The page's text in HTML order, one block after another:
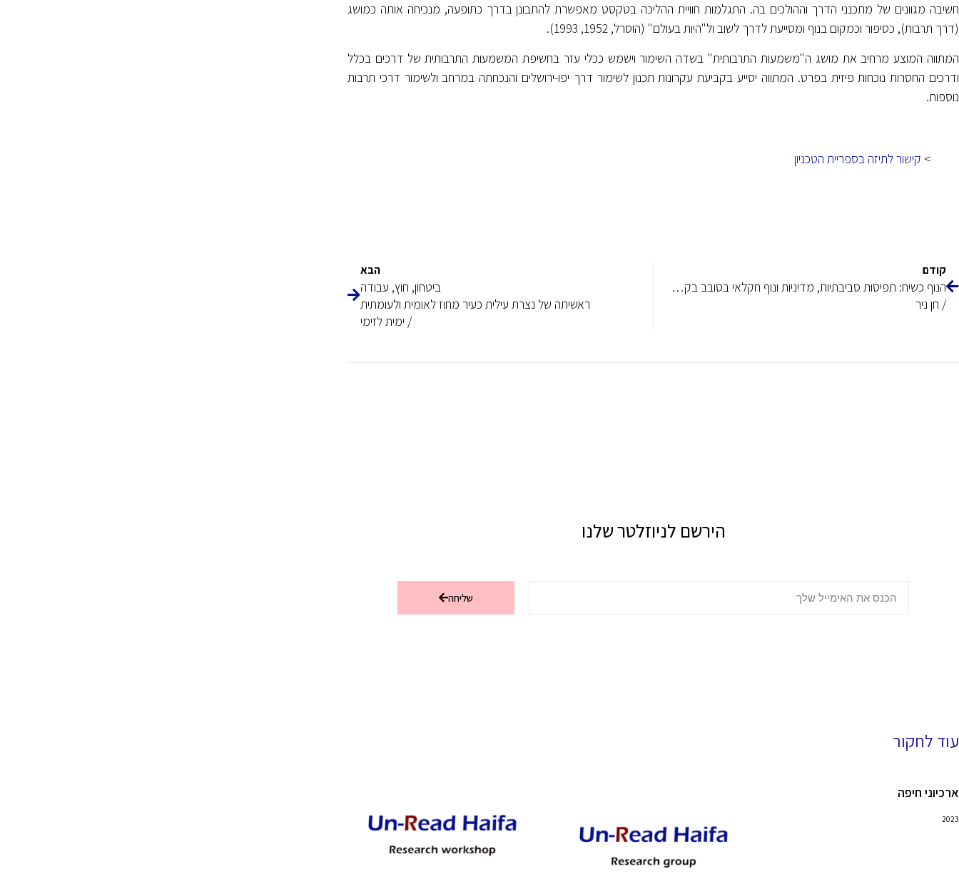
חשיבה מגוונים של מתכנני הדרך וההולכים בה. התגלמות חוויית ההליכה בטקסט מאפשרת להתבונן בדרך כתופעה, מנכיחה אותה כמושג
(דרך תרבות), כסיפור וכמקום בנוף ומסייעת לדרך לשוב ול"היות בעולם" (הוסרל, 1952, 1993).
המתווה המוצע מרחיב את מושג ה"משמעות התרבותית" בשדה השימור וישמש ככלי עזר בחשיפת המשמעות התרבותית של דרכים בכלל
ודרכים החסרות נוכחות פיזית בפרט. המתווה יסייע בקביעת עקרונות תכנון לשימור דרך יפו-ירושלים והנכחתה במרחב ולשימור דרכי תרבות
נוספות.
> קישור לתיזה בספריית הטכניון
קודם
הנוף כשיח: תפיסות סביבתיות, מדיניות ונוף חקלאי בסובב בקעת הנדיב 1882–1918
/ חן ניר
הבא
ביטחון, חוץ, עבודה
ראשיתה של נצרת עילית כעיר מחוז לאומית ולעומתית
/ ימית לזימי
הירשם לניוזלטר שלנו
שליחה
עוד לחקור
ארכיוני חיפה
2023